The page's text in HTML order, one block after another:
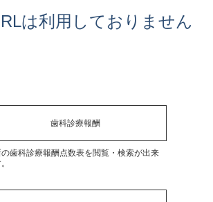
は利用しておりません
歯科診療報酬
歯科診療報酬点数表を閲覧・検索が出来